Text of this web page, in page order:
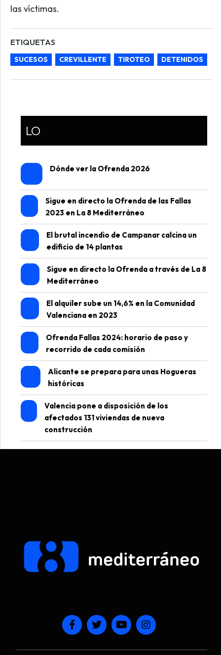
las víctimas.
ETIQUETAS
SUCESOS CREVILLENTE TIROTEO DETENIDOS
LO
Dónde ver la Ofrenda 2026
Sigue en directo la Ofrenda de las Fallas
2023 en La 8 Mediterráneo
El brutal incendio de Campanar calcina un
edificio de 14 plantas
Sigue en directo la Ofrenda a través de La 8
Mediterráneo
El alquiler sube un 14,6% en la Comunidad
Valenciana en 2023
Ofrenda Fallas 2024: horario de paso y
recorrido de cada comisión
Alicante se prepara para unas Hogueras
históricas
Valencia pone a disposición de los
afectados 131 viviendas de nueva
construcción